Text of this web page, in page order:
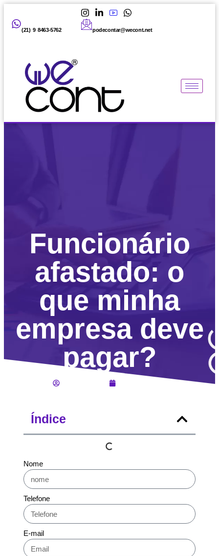
(21) 9 8463-5762 podecontar@wecont.net
Funcionário
afastado: o
que minha
empresa deve
pagar?
Índice
Nome
Telefone
E-mail